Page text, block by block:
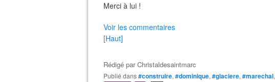
Merci à lui !
Voir les commentaires
[Haut]
Rédigé parChristaldesaintmarc
Publié dans#construire, #dominique, #glaciere, #marechal,